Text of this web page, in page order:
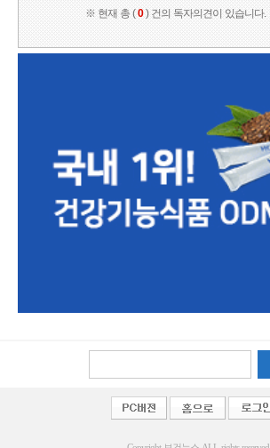
※ 현재 총 (0) 건의 독자의견이 있습니다.